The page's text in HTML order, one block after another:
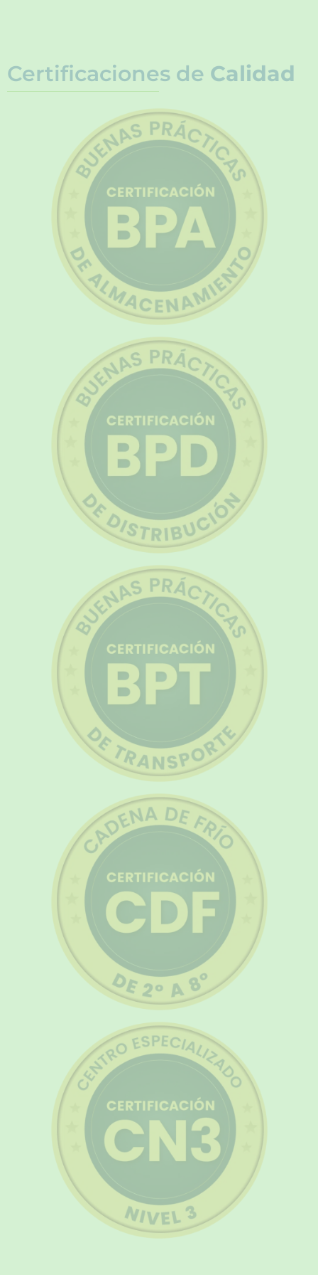
Certificaciones de Calidad